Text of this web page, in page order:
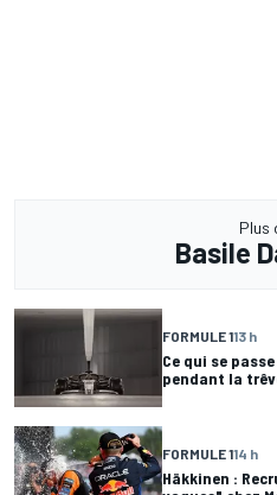
Plus
Basile
FORMULE 113 h
Ce qui se
pendant la
FORMULE 114 h
Häkkinen :